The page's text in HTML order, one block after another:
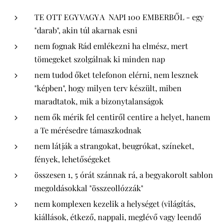
TE OTT EGY VAGY A NAPI 100 EMBERBŐL - egy
"darab", akin túl akarnak esni
nem fognak Rád emlékezni ha elmész, mert
tömegeket szolgálnak ki minden nap
nem tudod őket telefonon elérni, nem lesznek
"képben", hogy milyen terv készült, miben
maradtatok, mik a bizonytalanságok
nem ők mérik fel centiről centire a helyet, hanem
a Te mérésedre támaszkodnak
nem látják a strangokat, beugrókat, színeket,
fények, lehetőségeket
összesen 1, 5 órát szánnak rá, a begyakorolt sablon
megoldásokkal "összeollózzák"
nem komplexen kezelik a helységet (világítás,
kiállások, étkező, nappali, meglévő vagy leendő